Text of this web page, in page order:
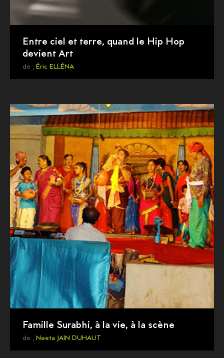
Entre ciel et terre, quand le Hip Hop
devient Art
de , Éric ELLÉNA
Famille Surabhi, à la vie, à la scène
de , Neeta JAIN DUHAUT